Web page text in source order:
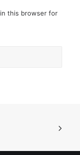
this browser for